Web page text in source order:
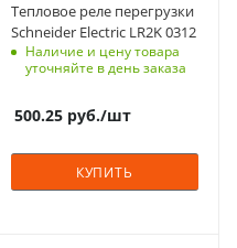
Тепловое реле перегрузки
Schneider Electric LR2K 0312
Наличие и цену товара
уточняйте в день заказа
500.25руб./шт
КУПИТЬ